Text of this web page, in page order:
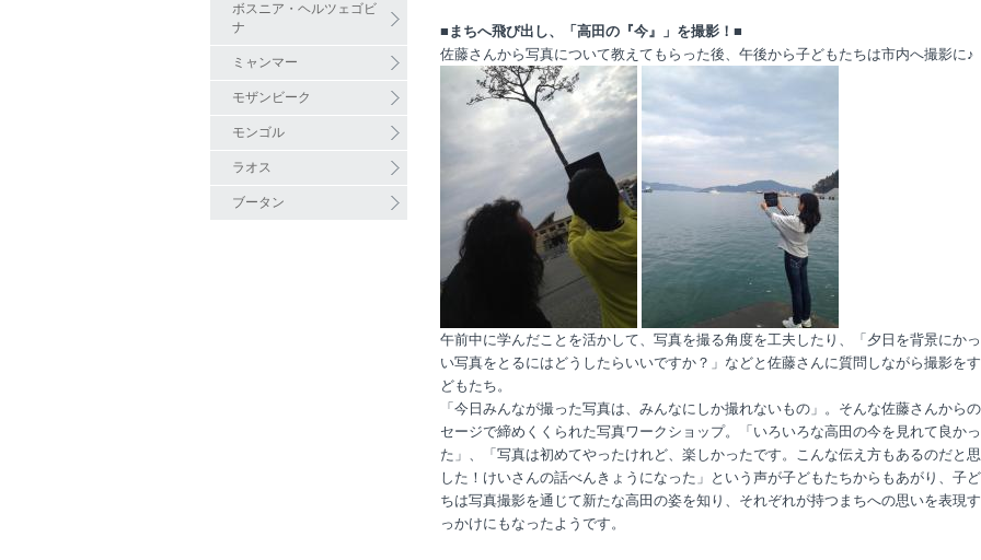
ボスニア・ヘルツェゴビ
ナ
ミャンマー
モザンビーク
モンゴル
ラオス
ブータン
■まちへ飛び出し、「高田の『今』」を撮影！■
佐藤さんから写真について教えてもらった後、午後から子どもたちは市内へ撮影に♪
午前中に学んだことを活かして、写真を撮る角度を工夫したり、「夕日を背景にか
い写真をとるにはどうしたらいいですか？」などと佐藤さんに質問しながら撮影を
どもたち。
「今日みんなが撮った写真は、みんなにしか撮れないもの」。そんな佐藤さんから
セージで締めくくられた写真ワークショップ。「いろいろな高田の今を見れて良かっ
た」、「写真は初めてやったけれど、楽しかったです。こんな伝え方もあるのだと
した！けいさんの話べんきょうになった」という声が子どもたちからもあがり、子
ちは写真撮影を通じて新たな高田の姿を知り、それぞれが持つまちへの思いを表現
っかけにもなったようです。